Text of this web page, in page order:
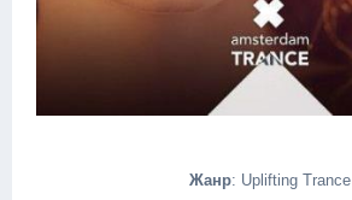
Жанр: Uplifting Trance